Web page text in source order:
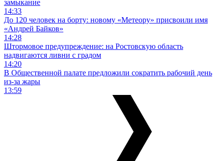
замыкание
14:33
До 120 человек на борту: новому «Метеору» присвоили имя
«Андрей Байков»
14:28
Штормовое предупреждение: на Ростовскую область
надвигаются ливни с градом
14:20
В Общественной палате предложили сократить рабочий день
из-за жары
13:59